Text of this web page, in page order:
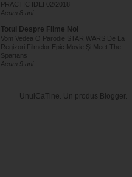
PRACTIC IDEI 02/2018
Acum 8 ani
Totul Despre Filme Noi
Vom Vedea O Parodie STAR WARS De La
Regizori Filmelor Epic Movie Şi Meet The
Spartans
Acum 9 ani
UnulCaTine. Un produs Blogger.